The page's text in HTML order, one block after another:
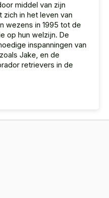
middel van zijn
in het leven van
wezens in 1995 tot de
op hun welzijn. De
inspanningen van
Jake, en de
retrievers in de